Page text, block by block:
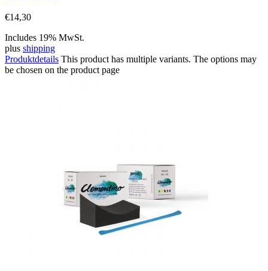
€14,30
Includes 19% MwSt.
plus shipping
Produktdetails This product has multiple variants. The options may
be chosen on the product page